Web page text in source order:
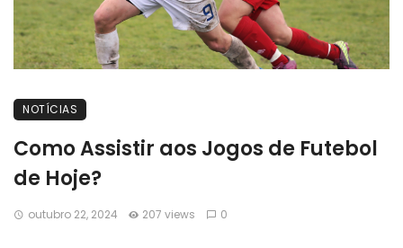
NOTÍCIAS
Como Assistir aos Jogos de Futebol
de Hoje?
outubro 22, 2024 207 views 0